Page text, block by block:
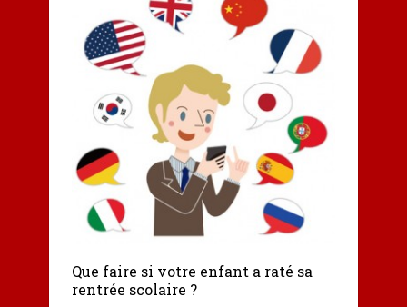
Que faire si votre enfant a raté sa
rentrée scolaire ?